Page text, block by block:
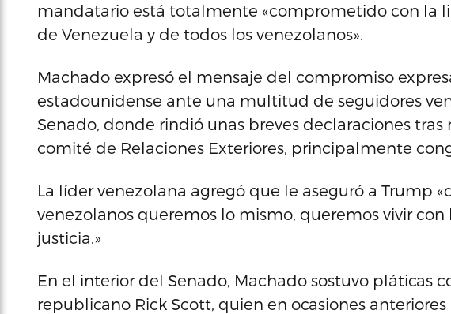
mandatario está totalmente «comprometido con la
de Venezuela y de todos los venezolanos».
Machado expresó el mensaje del compromiso
estadounidense ante una multitud de seguidores
Senado, donde rindió unas breves declaraciones
comité de Relaciones Exteriores, principalmente
La líder venezolana agregó que le aseguró a Trump
venezolanos queremos lo mismo, queremos vivir
justicia.»
En el interior del Senado, Machado sostuvo pláticas
republicano Rick Scott, quien en ocasiones